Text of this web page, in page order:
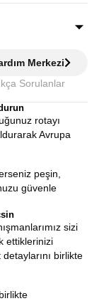
Hava
edersiniz.
kaliteli zincir
Merkezi
Sıkça Sorulanlar
rotayı
Avrupa
peşin,
güvenle
sizi
ettiklerinizi
birlikte